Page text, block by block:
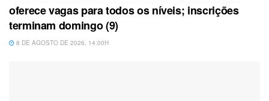
oferece vagas para todos os níveis; inscrições
terminam domingo (9)
8 DE AGOSTO DE 2026, 14:00H